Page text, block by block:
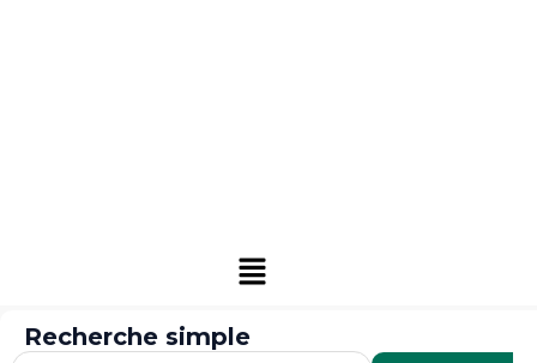
Menu
Recherche simple